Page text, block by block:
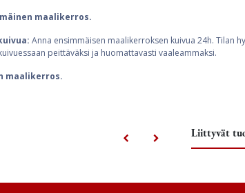
maalikerros.
Anna ensimmäisen maalikerroksen kuivua 24h. Tilan
peittäväksi ja huomattavasti vaaleammaksi.
maalikerros.
Liittyvät